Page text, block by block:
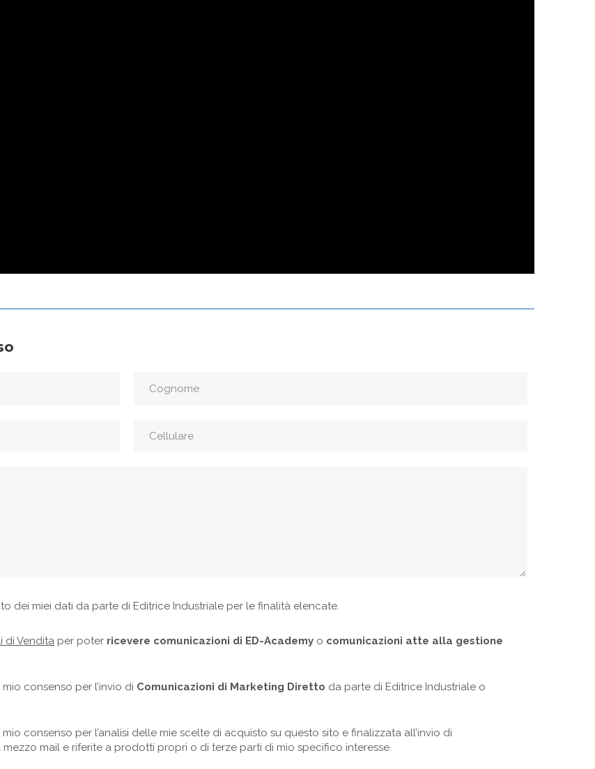
dei miei dati da parte di Editrice Industriale per le finalità elencate.
di Vendita per poter ricevere comunicazioni di ED-Academy o comunicazioni atte alla gestione
consenso per l’invio di Comunicazioni di Marketing Diretto da parte di Editrice Industriale o
consenso per l’analisi delle mie scelte di acquisto su questo sito e finalizzata all’invio di
mail e riferite a prodotti propri o di terze parti di mio specifico interesse.